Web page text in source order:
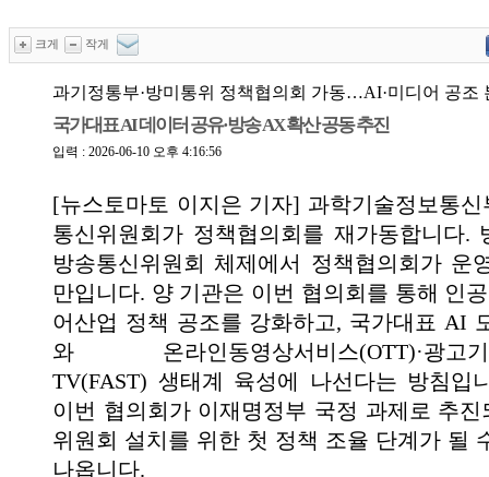
크게 작게
과기정통부·방미통위 정책협의회 가동…AI·미디어 공조
국가대표 AI 데이터 공유·방송 AX 확산 공동 추진
입력 : 2026-06-10 오후 4:16:56
[뉴스토마토 이지은 기자] 과학기술정보통신
통신위원회가 정책협의회를 재가동합니다.
방송통신위원회 체제에서 정책협의회가 운
만입니다. 양 기관은 이번 협의회를 통해 인
어산업 정책 공조를 강화하고, 국가대표 AI
와 온라인동영상서비스(OTT)·광고기
TV(FAST) 생태계 육성에 나선다는 방침입
이번 협의회가 이재명정부 국정 과제로 추
위원회 설치를 위한 첫 정책 조율 단계가 될
나옵니다.